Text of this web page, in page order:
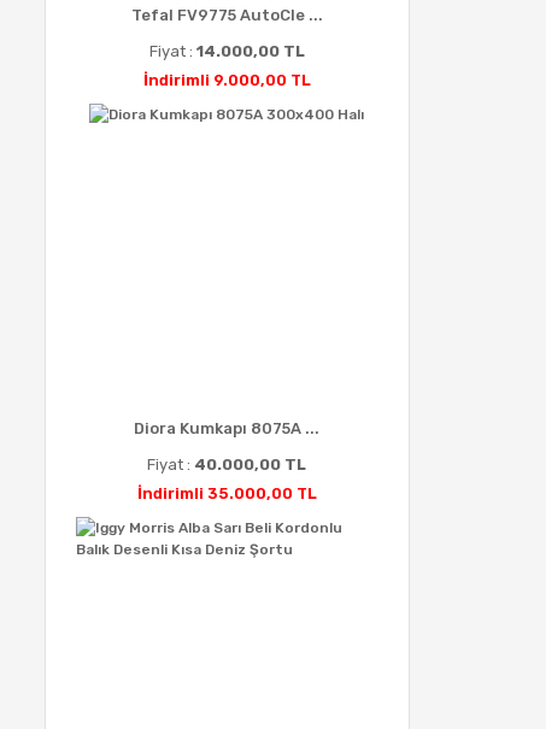
Tefal FV9775 AutoCle ...
Fiyat : 14.000,00 TL
İndirimli 9.000,00 TL
Diora Kumkapı 8075A ...
Fiyat : 40.000,00 TL
İndirimli 35.000,00 TL